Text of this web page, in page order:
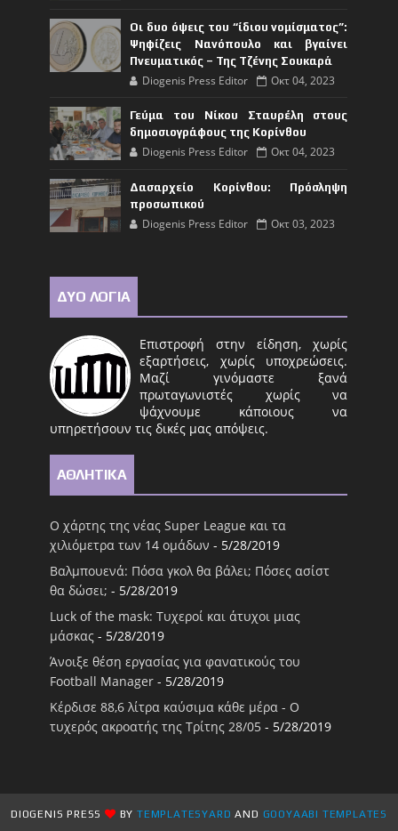
Οι δυο όψεις του “ίδιου νομίσματος”:
Ψηφίζεις Νανόπουλο και βγαίνει
Πνευματικός – Της Τζένης Σουκαρά
Diogenis Press Editor Οκτ 04, 2023
Γεύμα του Νίκου Σταυρέλη στους
δημοσιογράφους της Κορίνθου
Diogenis Press Editor Οκτ 04, 2023
Δασαρχείο Κορίνθου: Πρόσληψη
προσωπικού
Diogenis Press Editor Οκτ 03, 2023
ΔΥΟ ΛΟΓΙΑ
Επιστροφή στην είδηση, χωρίς
εξαρτήσεις, χωρίς υποχρεώσεις.
Μαζί γινόμαστε ξανά
πρωταγωνιστές χωρίς να
ψάχνουμε κάποιους να
υπηρετήσουν τις δικές μας απόψεις.
ΑΘΛΗΤΙΚΑ
Ο χάρτης της νέας Super League και τα
χιλιόμετρα των 14 ομάδων - 5/28/2019
Βαλμπουενά: Πόσα γκολ θα βάλει; Πόσες ασίστ
θα δώσει; - 5/28/2019
Luck of the mask: Τυχεροί και άτυχοι μιας
μάσκας - 5/28/2019
Άνοιξε θέση εργασίας για φανατικούς του
Football Μanager - 5/28/2019
Κέρδισε 88,6 λίτρα καύσιμα κάθε μέρα - Ο
τυχερός ακροατής της Τρίτης 28/05 - 5/28/2019
DIOGENIS PRESS BYTEMPLATESYARD AND GOOYAABI TEMPLATES